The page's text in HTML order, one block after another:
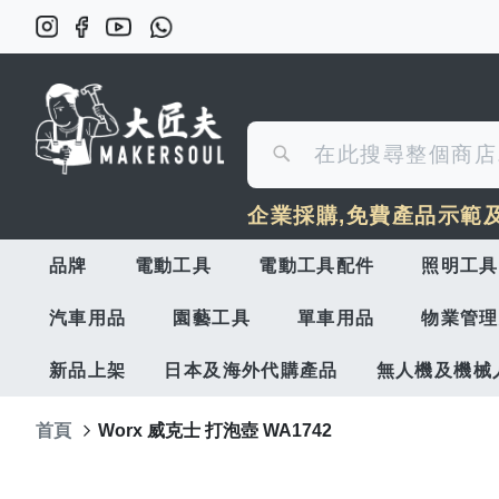
尋
搜
尋
企業採購,免費產品示範
品牌 電動工具 電動工具配件 照明工具
汽車用品 園藝工具 單車用品 物業管
新品上架 日本及海外代購產品 無人機及機械
首頁 Worx 威克士 打泡壺 WA1742